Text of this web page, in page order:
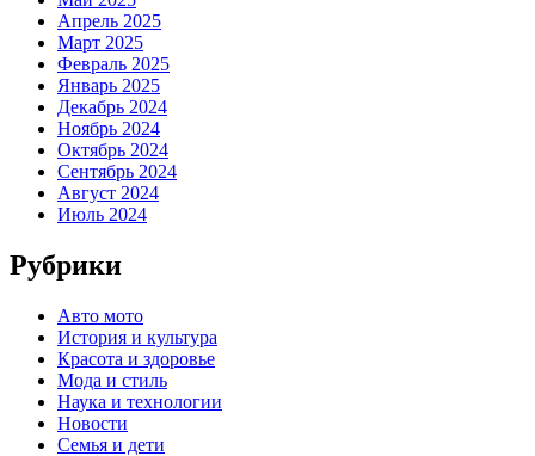
Апрель 2025
Март 2025
Февраль 2025
Январь 2025
Декабрь 2024
Ноябрь 2024
Октябрь 2024
Сентябрь 2024
Август 2024
Июль 2024
Рубрики
Авто мото
История и культура
Красота и здоровье
Мода и стиль
Наука и технологии
Новости
Семья и дети